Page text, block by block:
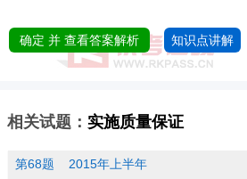
确定 并 查看答案解析 知识点讲解
相关试题： 实施质量保证
第68题 2015年上半年